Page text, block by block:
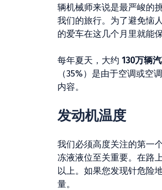
辆机械师来说是最严峻的
我们的旅行。为了避免恼
的爱车在这几个月里就能
每年夏天，大约 130万辆
（35%）是由于空调或空
内容。
发动机温度
我们必须高度关注的第一
冻液液位至关重要。在路
以上。如果您发现针危险
量。